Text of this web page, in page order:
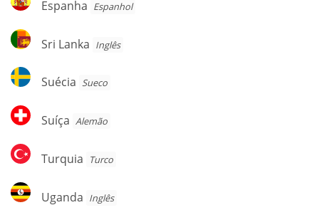
Espanha Espanhol
Sri
Lanka
Sri Lanka Inglês
Suécia
Suécia Sueco
Suíça
Suíça Alemão
Turquia
Turquia Turco
Uganda
Uganda Inglês